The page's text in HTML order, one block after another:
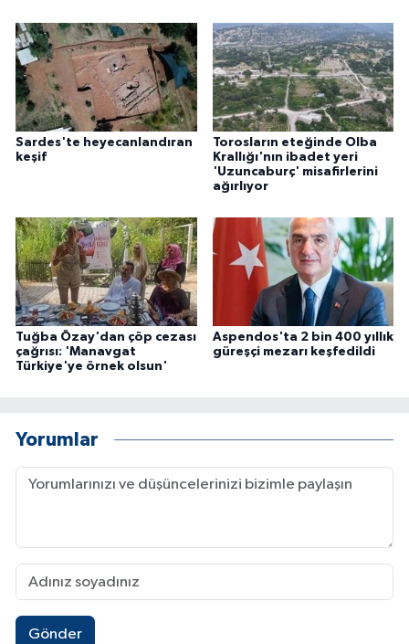
Sardes'te heyecanlandıran
keşif
Torosların eteğinde Olba
Krallığı'nın ibadet yeri
'Uzuncaburç' misafirlerini
ağırlıyor
Tuğba Özay'dan çöp cezası
çağrısı: 'Manavgat
Türkiye'ye örnek olsun'
Aspendos'ta 2 bin 400 yıllık
güreşçi mezarı keşfedildi
Yorumlar
Gönder